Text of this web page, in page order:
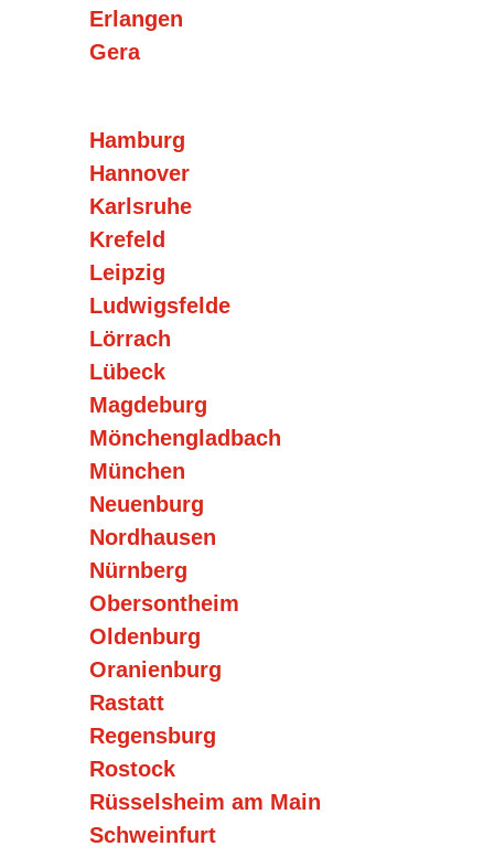
Erlangen
Gera
Hamburg
Hannover
Karlsruhe
Krefeld
Leipzig
Ludwigsfelde
Lörrach
Lübeck
Magdeburg
Mönchengladbach
München
Neuenburg
Nordhausen
Nürnberg
Obersontheim
Oldenburg
Oranienburg
Rastatt
Regensburg
Rostock
Rüsselsheim am Main
Schweinfurt